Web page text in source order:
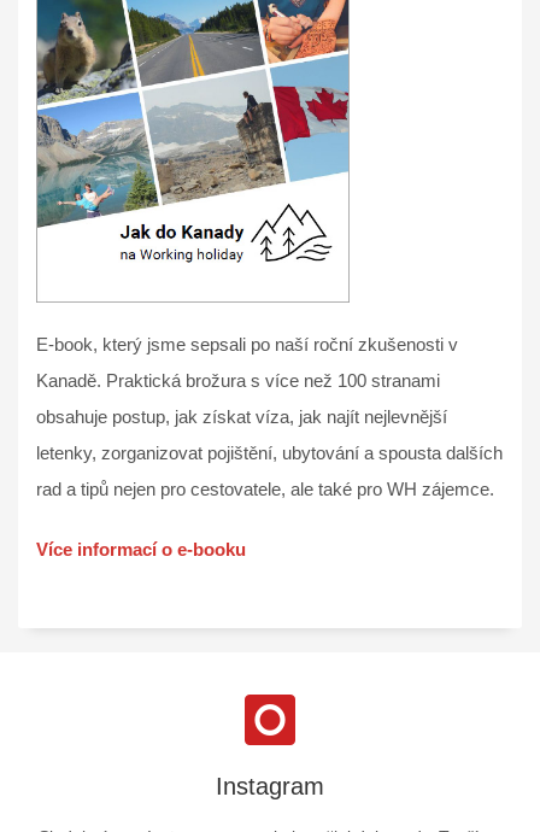
E-book, který jsme sepsali po naší roční zkušenosti v
Kanadě. Praktická brožura s více než 100 stranami
obsahuje postup, jak získat víza, jak najít nejlevnější
letenky, zorganizovat pojištění, ubytování a spousta dalších
rad a tipů nejen pro cestovatele, ale také pro WH zájemce.
Více informací o e-booku
Instagram